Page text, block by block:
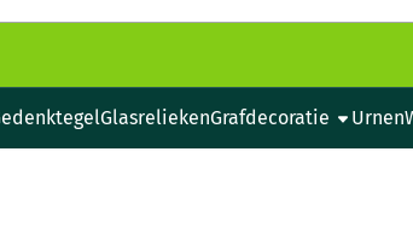
GlasreliekenGrafdecoratie Urnen